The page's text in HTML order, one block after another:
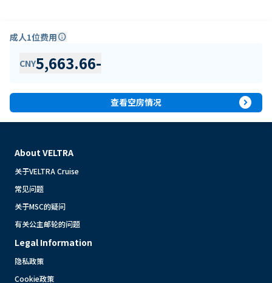
成人1位费用info
CNY5,663.66-
查看空房情况 expand_circle_right
About VELTRA
关于VELTRA Cruise
常见问题
关于MSC的疑问
有关公主邮轮的问题
Legal Information
隐私政策
Cookie政策